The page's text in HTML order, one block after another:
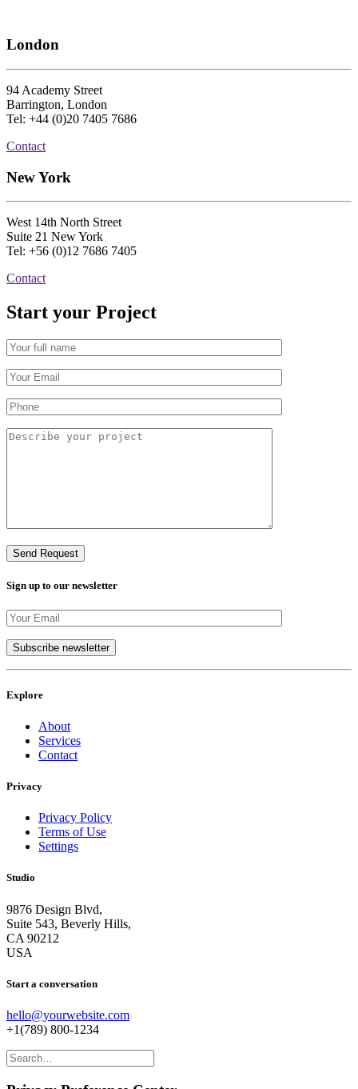
London
94 Academy Street
Barrington, London
Tel: +44 (0)20 7405 7686
Contact
New York
West 14th North Street
Suite 21 New York
Tel: +56 (0)12 7686 7405
Contact
Start your Project
Sign up to our newsletter
Explore
About
Services
Contact
Privacy
Privacy Policy
Terms of Use
Settings
Studio
9876 Design Blvd,
Suite 543, Beverly Hills,
CA 90212
USA
Start a conversation
hello@yourwebsite.com
+1(789) 800-1234